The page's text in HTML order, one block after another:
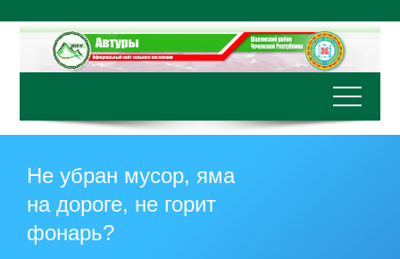
содержимому
Не убран мусор, яма
на дороге, не горит
фонарь?